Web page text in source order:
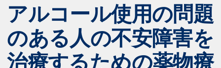
アルコール使用の問題
のある人の不安障害を
治療するための薬物療